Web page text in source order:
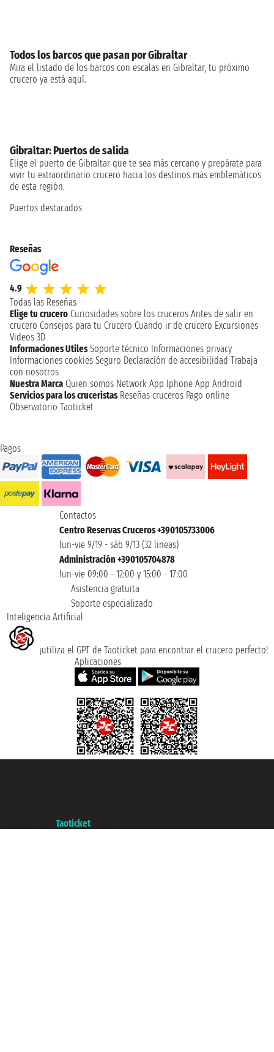
Todos los barcos que pasan por Gibraltar
Mira el listado de los barcos con escalas en Gibraltar, tu próximo
crucero ya está aquí.
Gibraltar: Puertos de salida
Elige el puerto de Gibraltar que te sea más cercano y prepárate para
vivir tu extraordinario crucero hacia los destinos más emblemáticos
de esta región.
Puertos destacados
Reseñas
4.9
Todas las Reseñas
Elige tu crucero Curiosidades sobre los cruceros Antes de salir en
crucero Consejos para tu Crucero Cuando ir de crucero Excursiones
Videos 3D
Informaciones Utiles Soporte técnico Informaciones privacy
Informaciones cookies Seguro Declaración de accesibilidad Trabaja
con nosotros
Nuestra Marca Quien somos Network App Iphone App Android
Servicios para los cruceristas Reseñas cruceros Pago online
Observatorio Taoticket
Pagos
Contactos
Centro Reservas Cruceros +390105733006
lun-vie 9/19 - sáb 9/13 (32 lineas)
Administración +390105704878
lun-vie 09:00 - 12:00 y 15:00 - 17:00
Asistencia gratuita
Soporte especializado
Inteligencia Artificial
¡utiliza el GPT de Taoticket para encontrar el crucero perfecto!
Aplicaciones
Taoticket